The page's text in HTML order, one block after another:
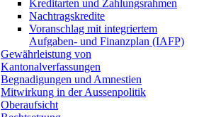
Kreditarten und Zahlungsrahmen
Nachtragskredite
Voranschlag mit integriertem
Aufgaben- und Finanzplan (IAFP)
Gewährleistung von
Kantonalverfassungen
Begnadigungen und Amnestien
Mitwirkung in der Aussenpolitik
Oberaufsicht